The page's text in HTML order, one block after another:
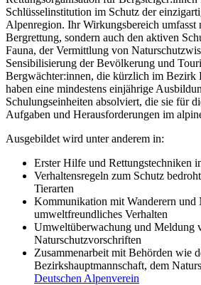
Schlüsselinstitution im Schutz der
Alpenregion. Ihr Wirkungsbereich umfasst
Bergrettung, sondern auch den aktiven
Fauna, der Vermittlung von
Sensibilisierung der Bevölkerung und
Bergwächter:innen, die kürzlich im Bezirk
haben eine mindestens einjährige
Schulungseinheiten absolviert, die sie für
Aufgaben und Herausforderungen im
Ausgebildet wird unter anderem in:
Erster Hilfe und Rettungstechniken
Verhaltensregeln zum Schutz
Tierarten
Kommunikation mit Wanderern und
umweltfreundliches Verhalten
Umweltüberwachung und Meldung
Naturschutzvorschriften
Zusammenarbeit mit Behörden wie
Bezirkshauptmannschaft, dem
Deutschen Alpenverein